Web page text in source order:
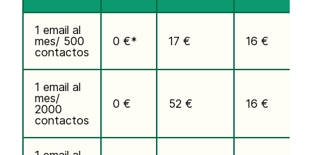
1 email al
mes/ 500
contactos
0 €* 17 € 16 €
1 email al
mes/
2000
contactos
0 € 52 € 16 €